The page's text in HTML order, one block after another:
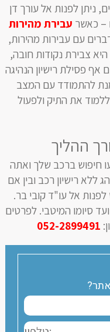
ניתן לפנות אל עורך דן
– כאשר עבירת מהירות
עם עבירות מהירות,
צבירת נקודות חובה,
אף פסילת רישיון הנהיגה
להתמודד עם המצב
את התיק ולפעול
ההליך
חיפוש ברכב שלך ואתה
ללא רישיון רכב ובין אם
אל עו"ד קובי בר.
סיומו המיטבי. לפרטים
052-2899491